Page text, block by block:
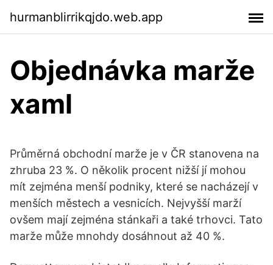
hurmanblirrikqjdo.web.app
Objednávka marže
xaml
Průměrná obchodní marže je v ČR stanovena na
zhruba 23 %. O několik procent nižší jí mohou
mít zejména menší podniky, které se nacházejí v
menších městech a vesnicích. Nejvyšší marží
ovšem mají zejména stánkaři a také trhovci. Tato
marže může mnohdy dosáhnout až 40 %.